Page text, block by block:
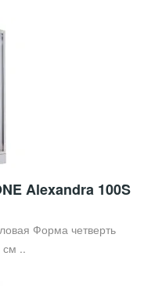
Alexandra 100S
Форма четверть
см ..